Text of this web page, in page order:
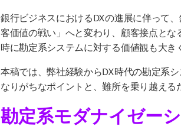
銀行ビジネスにおけるDXの進展に伴って
客価値の戦い」へと変わり、顧客接点と
時に勘定系システムに対する価値観も大き
本稿では、弊社経験からDX時代の勘定系
なりがちなポイントと、難所を乗り越え
勘定系モダナイゼー